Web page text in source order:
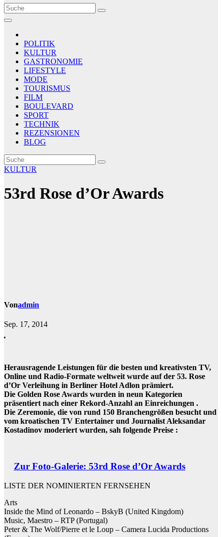
Le Matin
AGENCE DE PRESSE
POLITIK
KULTUR
GASTRONOMIE
LIFESTYLE
MODE
TOURISMUS
FILM
BOULEVARD
SPORT
TECHNIK
REZENSIONEN
BLOG
KULTUR
53rd Rose d’Or Awards
Vonadmin
Sep. 17, 2014
Herausragende Leistungen für die besten und kreativsten TV,
Online und Radio-Formate weltweit wurde auf der 53. Rose
d’Or Verleihung in Berliner Hotel Adlon prämiert.
Die Golden Rose Awards wurden in neun Kategorien
präsentiert nach einer Rekord-Anzahl an Einreichungen .
Die Zeremonie, die von rund 150 Branchengrößen besucht und
vom kroatischen TV Entertainer und Journalist Aleksandar
Kostadinov moderiert wurden, sah folgende Preise :
Zur Foto-Galerie: 53rd Rose d’Or Awards
LISTE DER NOMINIERTEN FERNSEHEN
Arts
Inside the Mind of Leonardo – BskyB (United Kingdom)
Music, Maestro – RTP (Portugal)
Peter & The Wolf/Pierre et le Loup – Camera Lucida Productions